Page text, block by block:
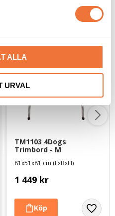
ALLA
URVAL
produkter
TM1103 4Dogs
Trimbord - M
81x51x81 cm (LxBxH)
1 449 kr